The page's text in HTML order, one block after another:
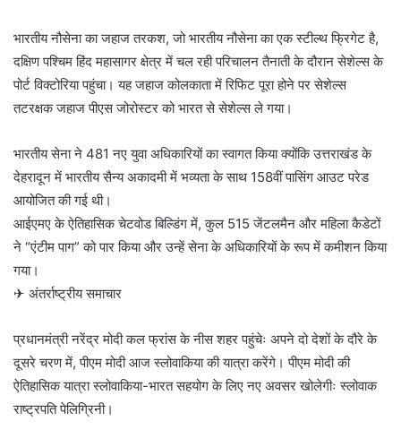
भारतीय नौसेना का जहाज तरकश, जो भारतीय नौसेना का एक स्टील्थ फ्रिगेट है,
दक्षिण पश्चिम हिंद महासागर क्षेत्र में चल रही परिचालन तैनाती के दौरान सेशेल्स के
पोर्ट विक्टोरिया पहुंचा। यह जहाज कोलकाता में रिफिट पूरा होने पर सेशेल्स
तटरक्षक जहाज पीएस जोरोस्टर को भारत से सेशेल्स ले गया।
भारतीय सेना ने 481 नए युवा अधिकारियों का स्वागत किया क्योंकि उत्तराखंड के
देहरादून में भारतीय सैन्य अकादमी में भव्यता के साथ 158वीं पासिंग आउट परेड
आयोजित की गई थी।
आईएमए के ऐतिहासिक चेटवोड बिल्डिंग में, कुल 515 जेंटलमैन और महिला कैडेटों
ने “एंटीम पाग” को पार किया और उन्हें सेना के अधिकारियों के रूप में कमीशन किया
गया।
✈ अंतर्राष्ट्रीय समाचार
प्रधानमंत्री नरेंद्र मोदी कल फ्रांस के नीस शहर पहुंचेः अपने दो देशों के दौरे के
दूसरे चरण में, पीएम मोदी आज स्लोवाकिया की यात्रा करेंगे। पीएम मोदी की
ऐतिहासिक यात्रा स्लोवाकिया-भारत सहयोग के लिए नए अवसर खोलेगीः स्लोवाक
राष्ट्रपति पेलिग्रिनी।